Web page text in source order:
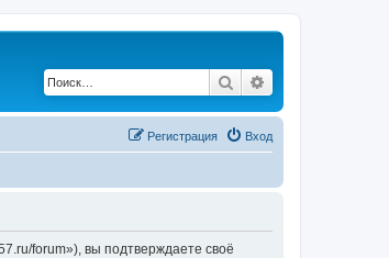
Поиск
Вход
Регистрация
forum»), вы подтверждаете своё